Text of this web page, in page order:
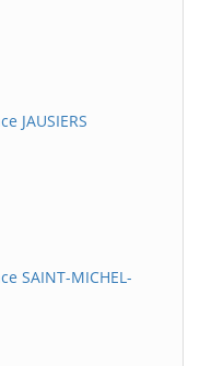
JAUSIERS
SAINT-MICHEL-